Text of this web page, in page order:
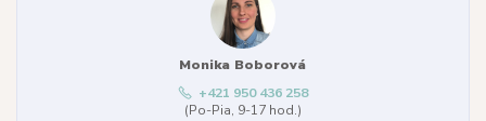
Monika Boborová
+421 950 436 258
(Po-Pia, 9-17 hod.)